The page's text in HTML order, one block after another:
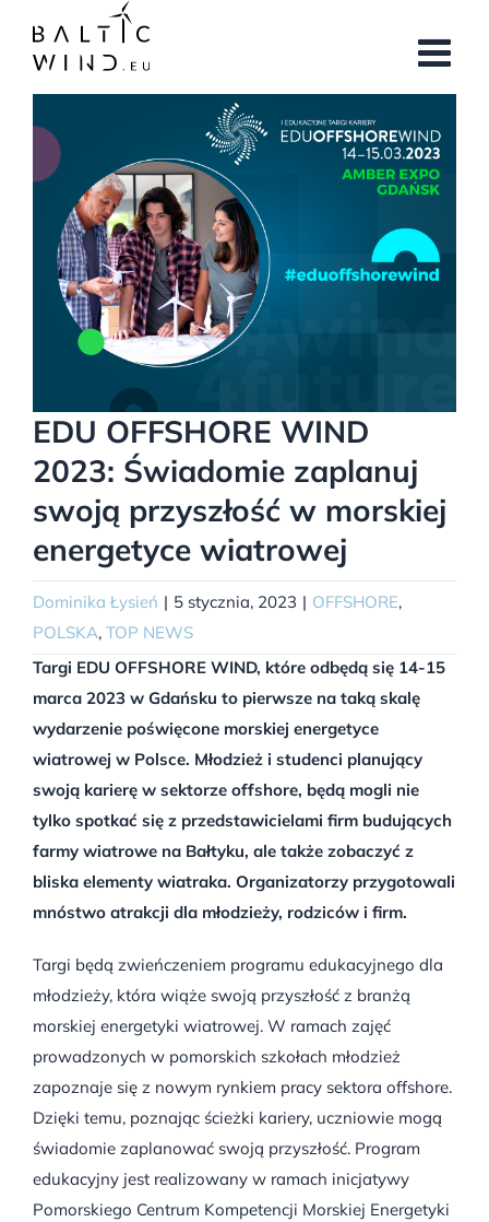
zawartości
większy
obrazek
EDU OFFSHORE WIND
2023: Świadomie zaplanuj
swoją przyszłość w morskiej
energetyce wiatrowej
Dominika Łysień | 5 stycznia, 2023 | OFFSHORE,
POLSKA, TOP NEWS
Targi EDU OFFSHORE WIND, które odbędą się 14-15
marca 2023 w Gdańsku to pierwsze na taką skalę
wydarzenie poświęcone morskiej energetyce
wiatrowej w Polsce. Młodzież i studenci planujący
swoją karierę w sektorze offshore, będą mogli nie
tylko spotkać się z przedstawicielami firm budujących
farmy wiatrowe na Bałtyku, ale także zobaczyć z
bliska elementy wiatraka. Organizatorzy przygotowali
mnóstwo atrakcji dla młodzieży, rodziców i firm.
Targi będą zwieńczeniem programu edukacyjnego dla
młodzieży, która wiąże swoją przyszłość z branżą
morskiej energetyki wiatrowej. W ramach zajęć
prowadzonych w pomorskich szkołach młodzież
zapoznaje się z nowym rynkiem pracy sektora offshore.
Dzięki temu, poznając ścieżki kariery, uczniowie mogą
świadomie zaplanować swoją przyszłość. Program
edukacyjny jest realizowany w ramach inicjatywy
Pomorskiego Centrum Kompetencji Morskiej Energetyki